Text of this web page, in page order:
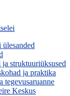
ülesanded
ja struktuuriüksused
ja praktika
tegevusaruanne
Keskus